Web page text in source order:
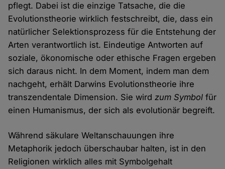
pflegt. Dabei ist die einzige Tatsache, die die
Evolutionstheorie wirklich festschreibt, die, dass ein
natürlicher Selektionsprozess für die Entstehung der
Arten verantwortlich ist. Eindeutige Antworten auf
soziale, ökonomische oder ethische Fragen ergeben
sich daraus nicht. In dem Moment, indem man dem
nachgeht, erhält Darwins Evolutionstheorie ihre
transzendentale Dimension. Sie wirdzum Symbol für
einen Humanismus, der sich als evolutionär begreift.
Während säkulare Weltanschauungen ihre
Metaphorik jedoch überschaubar halten, ist in den
Religionen wirklich alles mit Symbolgehalt